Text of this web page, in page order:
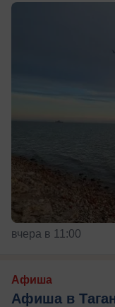
вчера в 11:00
Афиша
Афиша в